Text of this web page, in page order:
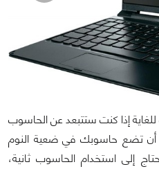
إذا كنت ستتبعد عن الحاسوب
تضع حاسوبك في ضعية النوم
إلى استخدام الحاسوب ثانية،